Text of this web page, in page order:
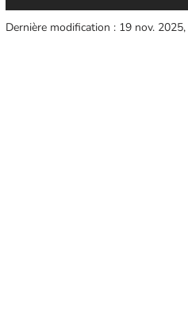
Dernière modification : 19 nov.